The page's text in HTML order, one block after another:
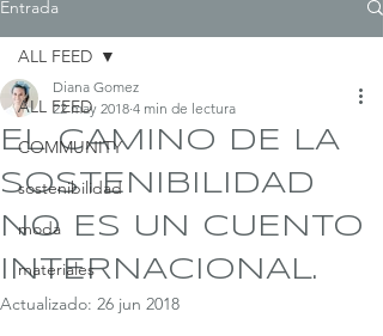
Entrada
ALL FEED
COMMUNITY
sostenibilidad
moda
materiales
ALL FEED
EL CAMINO DE LA
SOSTENIBILIDAD
NO ES UN CUENTO
INTERNACIONAL.
Diana Gomez
22 may 2018 4 min de lectura
Actualizado: 26 jun 2018